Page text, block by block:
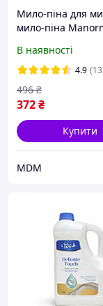
Мило-піна для
мило-піна
В наявності
4.9
372₴
496 ₴
Купити
MDM